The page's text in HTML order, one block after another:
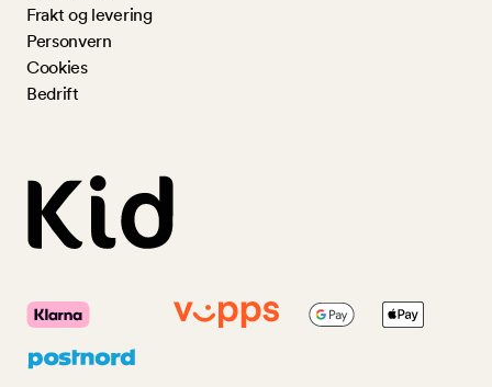
Frakt og levering
Personvern
Cookies
Bedrift